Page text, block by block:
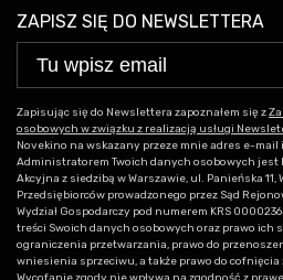
ZAPISZ SIĘ DO NEWSLETTERA
Zapisując się do Newslettera zapoznałem się z
osobowych w związku z realizacją usługi
Novekino na wskazany przeze mnie adres e-
Administratorem Twoich danych osobowych jest
Akcyjna z siedzibą w Warszawie, ul. Panieńska 11,
Przedsiębiorców prowadzonego przez Sąd
Wydział Gospodarczy pod numerem KRS
treści Swoich danych osobowych oraz prawo ich
ograniczenia przetwarzania, prawo do
wniesienia sprzeciwu, a także prawo do